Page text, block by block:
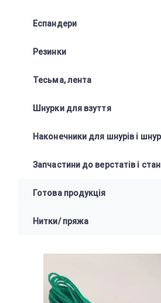
Еспандери
Резинки
Тесьма, лента
Шнурки для взуття
Наконечники для шнурів і
Запчастини до верстатів і
Готова продукція
Нитки/ пряжа